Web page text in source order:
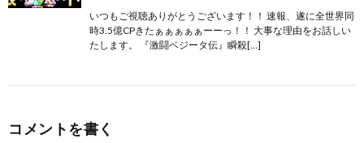
いつもご視聴ありがとうございます！！ 速報、遂に全世界同
時3.5億CPきたぁぁぁぁぁーーっ！！ 大事な理由をお話しい
たします。 『激闘ベジータ伝』瞬殺[…]
コメントを書く